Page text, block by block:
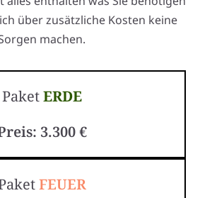
über zusätzliche Kosten keine
machen.
PaketERDE
3.300 €
FEUER